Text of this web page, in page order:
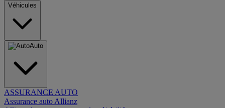
Véhicules
Auto
ASSURANCE AUTO
Assurance auto Allianz